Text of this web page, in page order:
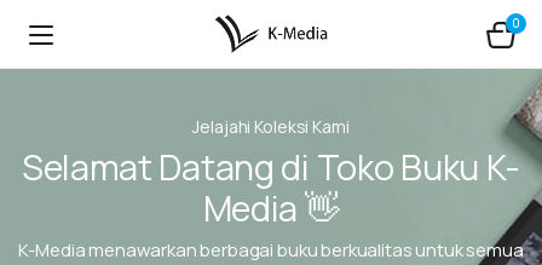
0
Jelajahi Koleksi Kami
Selamat Datang di Toko Buku K-
Media 👋
K-Media menawarkan berbagai buku berkualitas untuk semua